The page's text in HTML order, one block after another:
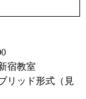
宿教室
リッド形式（見